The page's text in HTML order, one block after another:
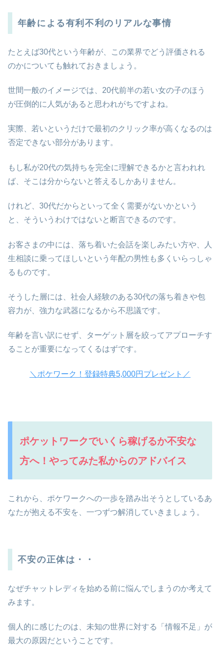
年齢による有利不利のリアルな事情
たとえば30代という年齢が、この業界でどう評価される
のかについても触れておきましょう。
世間一般のイメージでは、20代前半の若い女の子のほう
が圧倒的に人気があると思われがちですよね。
実際、若いというだけで最初のクリック率が高くなるのは
否定できない部分があります。
もし私が20代の気持ちを完全に理解できるかと言われれ
ば、そこは分からないと答えるしかありません。
けれど、30代だからといって全く需要がないかという
と、そういうわけではないと断言できるのです。
お客さまの中には、落ち着いた会話を楽しみたい方や、人
生相談に乗ってほしいという年配の男性も多くいらっしゃ
るものです。
そうした層には、社会人経験のある30代の落ち着きや包
容力が、強力な武器になるから不思議です。
年齢を言い訳にせず、ターゲット層を絞ってアプローチす
ることが重要になってくるはずです。
＼ポケワーク！登録特典5,000円プレゼント／
ポケットワークでいくら稼げるか不安な
方へ！やってみた私からのアドバイス
これから、ポケワークへの一歩を踏み出そうとしているあ
なたが抱える不安を、一つずつ解消していきましょう。
不安の正体は・・
なぜチャットレディを始める前に悩んでしまうのか考えて
みます。
個人的に感じたのは、未知の世界に対する「情報不足」が
最大の原因だということです。